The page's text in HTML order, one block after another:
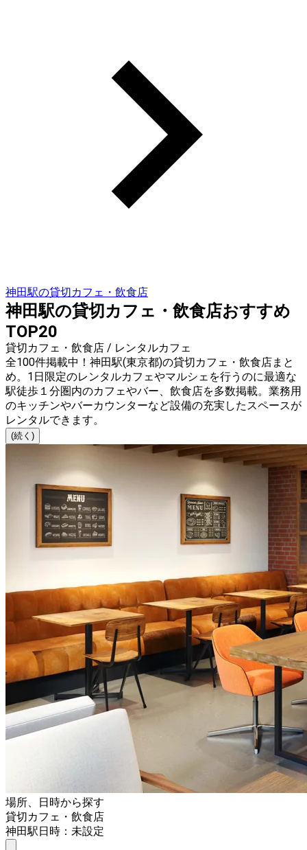
神田駅の貸切カフェ・飲食店
神田駅の貸切カフェ・飲食店おすすめ
TOP20
貸切カフェ・飲食店 / レンタルカフェ
全100件掲載中！神田駅(東京都)の貸切カフェ・飲食店まと
め。1日限定のレンタルカフェやマルシェを行うのに最適な
駅徒歩１分圏内のカフェやバー、飲食店を多数掲載。業務用
のキッチンやバーカウンターなど設備の充実したスペースが
レンタルできます。
(続く)
場所、日時から探す
貸切カフェ・飲食店
神田駅日時：未設定